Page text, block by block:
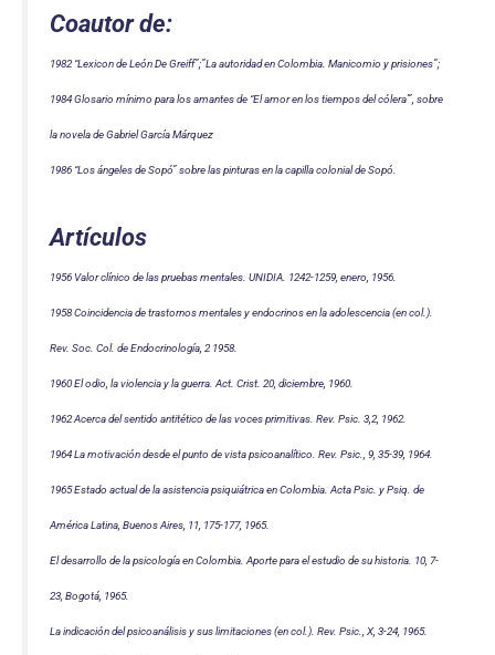
Coautor de:
1982 “Lexicon de León De Greiff”;”La autoridad en Colombia. Manicomio y prisiones”;
1984 Glosario mínimo para los amantes de “El amor en los tiempos del cólera'”, sobre
la novela de Gabriel García Márquez
1986 “Los ángeles de Sopó” sobre las pinturas en la capilla colonial de Sopó.
Artículos
1956 Valor clínico de las pruebas mentales. UNIDIA. 1242-1259, enero, 1956.
1958 Coincidencia de trastornos mentales y endocrinos en la adolescencia (en col.).
Rev. Soc. Col. de Endocrinología, 2 1958.
1960 El odio, la violencia y la guerra. Act. Crist. 20, diciembre, 1960.
1962 Acerca del sentido antitético de las voces primitivas. Rev. Psic. 3,2, 1962.
1964 La motivación desde el punto de vista psicoanalítico. Rev. Psic., 9, 35-39, 1964.
1965 Estado actual de la asistencia psiquiátrica en Colombia. Acta Psic. y Psiq. de
América Latina, Buenos Aires, 11, 175-177, 1965.
El desarrollo de la psicología en Colombia. Aporte para el estudio de su historia. 10, 7-
23, Bogotá, 1965.
La indicación del psicoanálisis y sus limitaciones (en col.). Rev. Psic., X, 3-24, 1965.